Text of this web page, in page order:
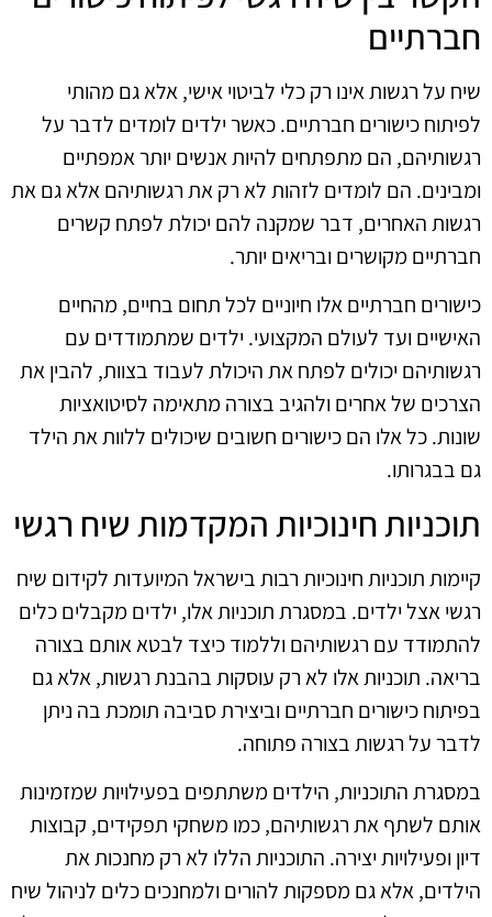
חברתיים
שיח על רגשות אינו רק כלי לביטוי אישי, אלא גם מהותי
לפיתוח כישורים חברתיים. כאשר ילדים לומדים לדבר על
רגשותיהם, הם מתפתחים להיות אנשים יותר אמפתיים
ומבינים. הם לומדים לזהות לא רק את רגשותיהם אלא גם את
רגשות האחרים, דבר שמקנה להם יכולת לפתח קשרים
חברתיים מקושרים ובריאים יותר.
כישורים חברתיים אלו חיוניים לכל תחום בחיים, מהחיים
האישיים ועד לעולם המקצועי. ילדים שמתמודדים עם
רגשותיהם יכולים לפתח את היכולת לעבוד בצוות, להבין את
הצרכים של אחרים ולהגיב בצורה מתאימה לסיטואציות
שונות. כל אלו הם כישורים חשובים שיכולים ללוות את הילד
גם בבגרותו.
תוכניות חינוכיות המקדמות שיח רגשי
קיימות תוכניות חינוכיות רבות בישראל המיועדות לקידום שיח
רגשי אצל ילדים. במסגרת תוכניות אלו, ילדים מקבלים כלים
להתמודד עם רגשותיהם וללמוד כיצד לבטא אותם בצורה
בריאה. תוכניות אלו לא רק עוסקות בהבנת רגשות, אלא גם
בפיתוח כישורים חברתיים וביצירת סביבה תומכת בה ניתן
לדבר על רגשות בצורה פתוחה.
במסגרת התוכניות, הילדים משתתפים בפעילויות שמזמינות
אותם לשתף את רגשותיהם, כמו משחקי תפקידים, קבוצות
דיון ופעילויות יצירה. התוכניות הללו לא רק מחנכות את
הילדים, אלא גם מספקות להורים ולמחנכים כלים לניהול שיח